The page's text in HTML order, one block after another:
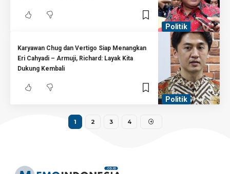
Politik
Politik
Karyawan Chug dan Vertigo Siap Menangkan
Eri Cahyadi – Armuji, Richard: Layak Kita
Dukung Kembali
1 2 3 4